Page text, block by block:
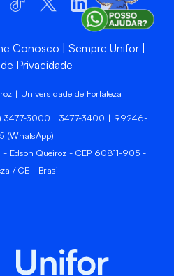
Conosco
Sempre Unifor
Privacidade
| Universidade de Fortaleza
3477-3000 | 3477-3400 | 99246-
(WhatsApp)
- Edson Queiroz - CEP 60811-905 -
/ CE - Brasil